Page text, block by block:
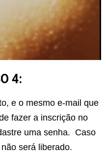
4:
e o mesmo e-mail que
fazer a inscrição no
uma senha. Caso
será liberado.